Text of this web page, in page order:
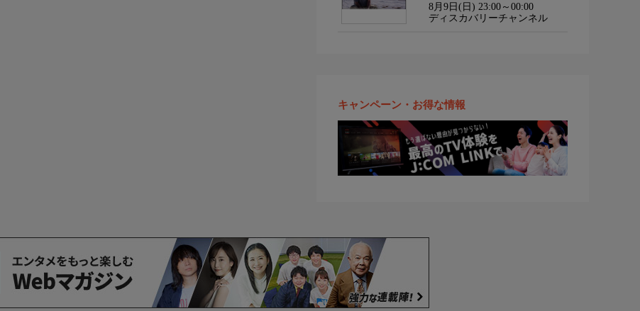
8月9日(日) 23:00～00:00
ディスカバリーチャンネル
キャンペーン・お得な情報